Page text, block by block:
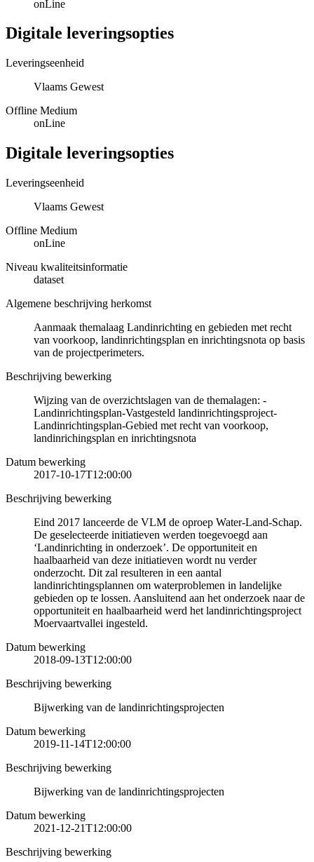
onLine
Digitale leveringsopties
Leveringseenheid
Vlaams Gewest
Offline Medium
onLine
Digitale leveringsopties
Leveringseenheid
Vlaams Gewest
Offline Medium
onLine
Niveau kwaliteitsinformatie
dataset
Algemene beschrijving herkomst
Aanmaak themalaag Landinrichting en gebieden met recht
van voorkoop, landinrichtingsplan en inrichtingsnota op basis
van de projectperimeters.
Beschrijving bewerking
Wijzing van de overzichtslagen van de themalagen: -
Landinrichtingsplan-Vastgesteld landinrichtingsproject-
Landinrichtingsplan-Gebied met recht van voorkoop,
landinrichingsplan en inrichtingsnota
Datum bewerking
2017-10-17T12:00:00
Beschrijving bewerking
Eind 2017 lanceerde de VLM de oproep Water-Land-Schap.
De geselecteerde initiatieven werden toegevoegd aan
‘Landinrichting in onderzoek’. De opportuniteit en
haalbaarheid van deze initiatieven wordt nu verder
onderzocht. Dit zal resulteren in een aantal
landinrichtingsplannen om waterproblemen in landelijke
gebieden op te lossen. Aansluitend aan het onderzoek naar de
opportuniteit en haalbaarheid werd het landinrichtingsproject
Moervaartvallei ingesteld.
Datum bewerking
2018-09-13T12:00:00
Beschrijving bewerking
Bijwerking van de landinrichtingsprojecten
Datum bewerking
2019-11-14T12:00:00
Beschrijving bewerking
Bijwerking van de landinrichtingsprojecten
Datum bewerking
2021-12-21T12:00:00
Beschrijving bewerking